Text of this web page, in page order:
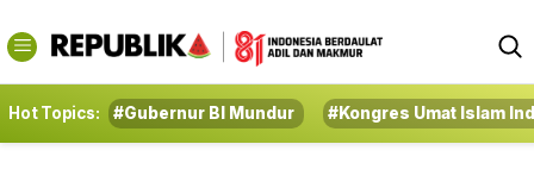
Hot Topics: #Gubernur BI Mundur #Kongres Umat Islam